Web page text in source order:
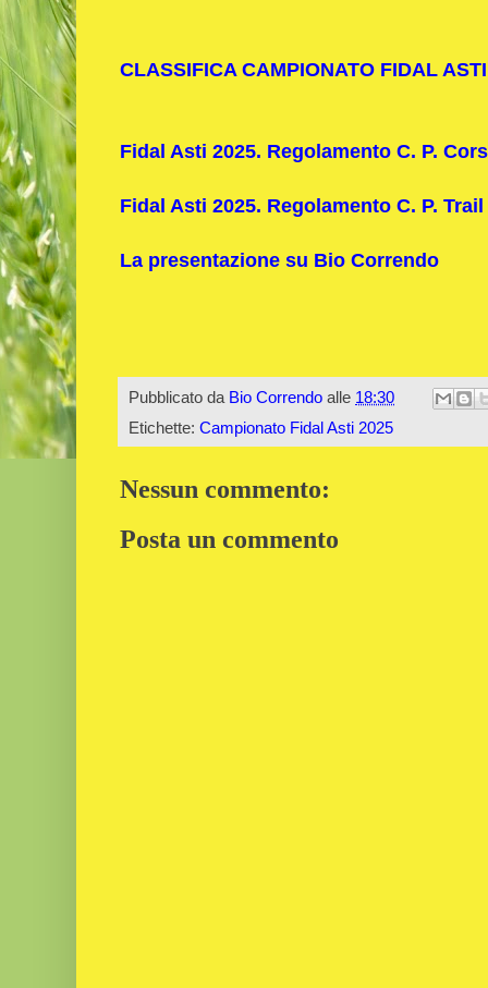
CLASSIFICA CAMPIONATO FIDAL ASTI
Fidal Asti 2025. Regolamento C. P.
Fidal Asti 2025. Regolamento C. P.
La presentazione su Bio Correndo
Pubblicato da Bio Correndo alle 18:30
Etichette: Campionato Fidal Asti 2025
Nessun commento:
Posta un commento